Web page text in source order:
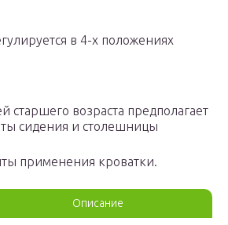
в 4-х положениях
старшего возраста предполагает
сидения и столешницы
применения кроватки.
Описание